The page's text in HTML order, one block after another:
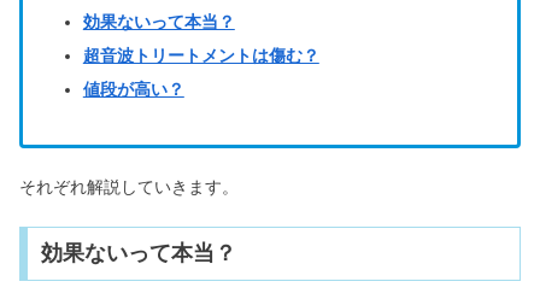
効果ないって本当？
超音波トリートメントは傷む？
値段が高い？
それぞれ解説していきます。
効果ないって本当？